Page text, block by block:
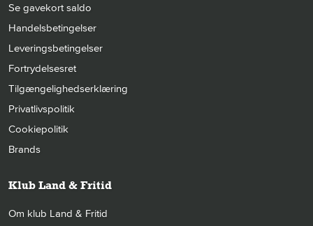
Se gavekort saldo
Handelsbetingelser
Leveringsbetingelser
Fortrydelsesret
Tilgængelighedserklæring
Privatlivspolitik
Cookiepolitik
Brands
Klub Land & Fritid
Om klub Land & Fritid